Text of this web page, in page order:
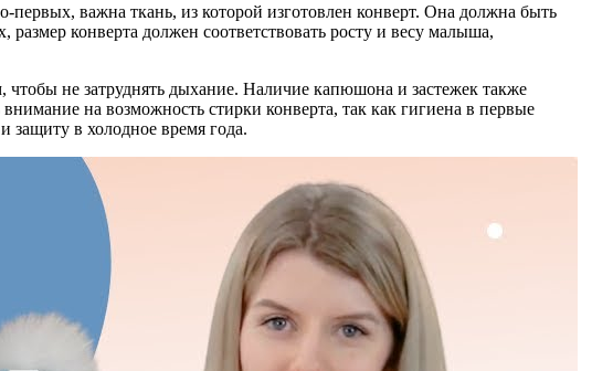
важна ткань, из которой изготовлен конверт. Она должна быть
конверта должен соответствовать росту и весу малыша,
не затруднять дыхание. Наличие капюшона и застежек также
на возможность стирки конверта, так как гигиена в первые
в холодное время года.